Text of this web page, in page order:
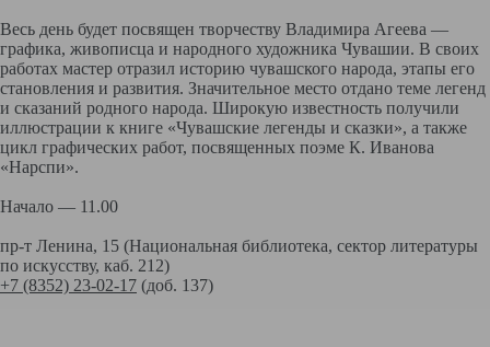
Весь день будет посвящен творчеству Владимира Агеева —
графика, живописца и народного художника Чувашии. В своих
работах мастер отразил историю чувашского народа, этапы его
становления и развития. Значительное место отдано теме легенд
и сказаний родного народа. Широкую известность получили
иллюстрации к книге «Чувашские легенды и сказки», а также
цикл графических работ, посвященных поэме К. Иванова
«Нарспи».
Начало — 11.00
пр-т Ленина, 15 (Национальная библиотека, сектор литературы
по искусству, каб. 212)
+7 (8352) 23-02-17 (доб. 137)